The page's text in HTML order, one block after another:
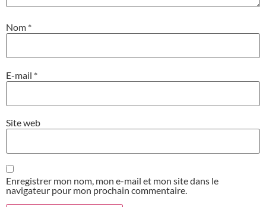
Nom *
E-mail *
Site web
Enregistrer mon nom, mon e-mail et mon site dans le
navigateur pour mon prochain commentaire.